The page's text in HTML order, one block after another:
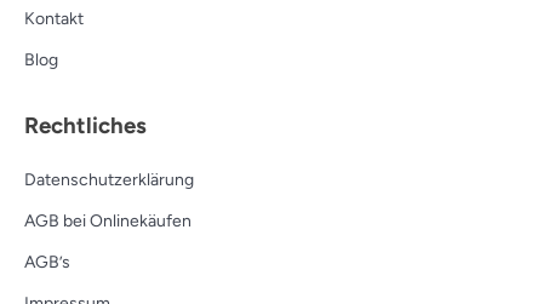
Kontakt
Blog
Rechtliches
Datenschutzerklärung
AGB bei Onlinekäufen
AGB’s